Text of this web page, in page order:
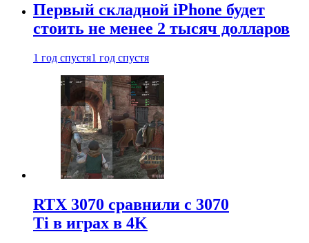
Первый складной iPhone будет
стоить не менее 2 тысяч долларов
1 год спустя1 год спустя
RTX 3070 сравнили с 3070
Ti в играх в 4K